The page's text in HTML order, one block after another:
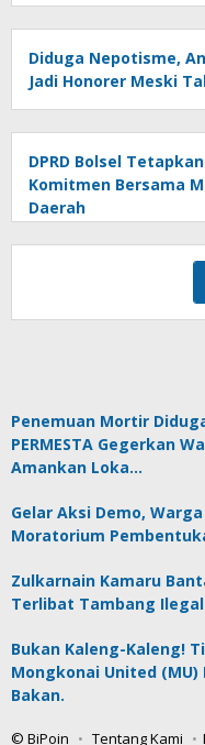
Diduga Nepotisme,
Jadi Honorer Meski
DPRD Bolsel
Komitmen Bersama
Daerah
Penemuan Mortir
PERMESTA Gegerkan
Amankan Loka…
Gelar Aksi Demo,
Moratorium
Zulkarnain Kamaru
Terlibat Tambang
Bukan Kaleng-Kaleng!
Mongkonai United
Bakan.
© BiPoin Tentang Kami